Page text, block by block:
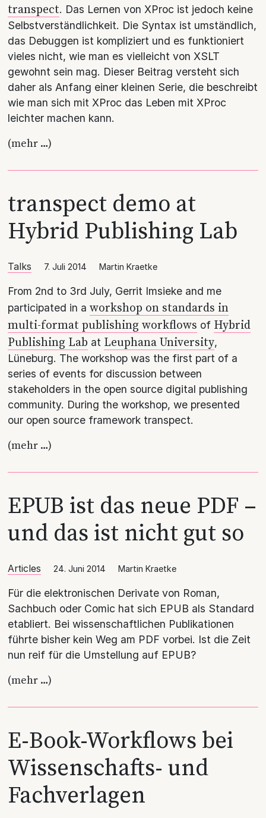
transpect. Das Lernen von XProc ist jedoch keine
Selbstverständlichkeit. Die Syntax ist umständlich,
das Debuggen ist kompliziert und es funktioniert
vieles nicht, wie man es vielleicht von XSLT
gewohnt sein mag. Dieser Beitrag versteht sich
daher als Anfang einer kleinen Serie, die beschreibt
wie man sich mit XProc das Leben mit XProc
leichter machen kann.
(mehr …)
transpect demo at
Hybrid Publishing Lab
Talks 7. Juli 2014 Martin Kraetke
From 2nd to 3rd July, Gerrit Imsieke and me
participated in aworkshop on standards in
multi-format publishing workflows of Hybrid
Publishing Lab at Leuphana University,
Lüneburg. The workshop was the first part of a
series of events for discussion between
stakeholders in the open source digital publishing
community. During the workshop, we presented
our open source framework transpect.
(mehr …)
EPUB ist das neue PDF –
und das ist nicht gut so
Articles 24. Juni 2014 Martin Kraetke
Für die elektronischen Derivate von Roman,
Sachbuch oder Comic hat sich EPUB als Standard
etabliert. Bei wissenschaftlichen Publikationen
führte bisher kein Weg am PDF vorbei. Ist die Zeit
nun reif für die Umstellung auf EPUB?
(mehr …)
E-Book-Workflows bei
Wissenschafts- und
Fachverlagen